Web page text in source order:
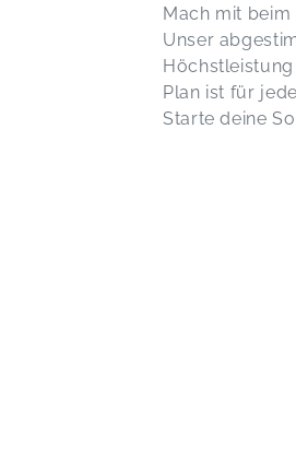
Mach mit
Unser
Plan ist für
Starte deine